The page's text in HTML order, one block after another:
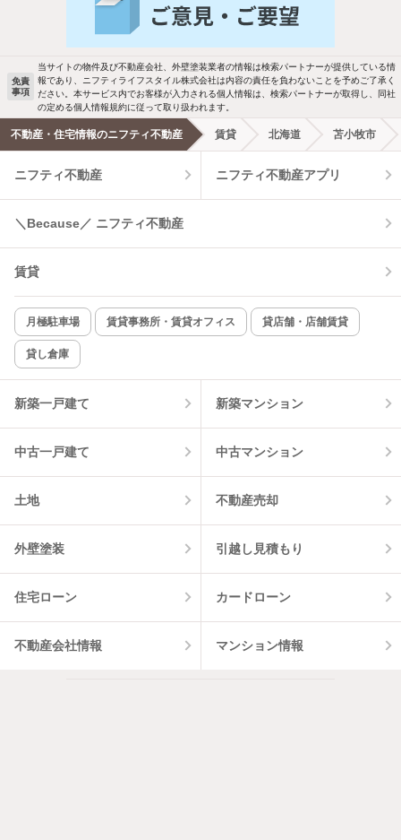
バス・トイレ別 2階以上
駐車場あり ペット相談
洗濯機置場あり 独立洗面台
エアコンあり 都市ガス
温水洗浄便座 オートロック
コンロ2口以上
新着のみ インターネット無料
該当件数:
2
免責
事項
当サイトの物件及び不動産会社、外壁塗装業者の情報は検索パートナーが提供している情
報であり、ニフティライフスタイル株式会社は内容の責任を負わないことを予めご了承く
ださい。本サービス内でお客様が入力される個人情報は、検索パートナーが取得し、同社
の定める個人情報規約に従って取り扱われます。
不動産・住宅情報のニフティ不動産 賃貸 北海道 苫小牧市
ニフティ不動産 ニフティ不動産アプリ
＼Because／ ニフティ不動産
賃貸
月極駐車場 賃貸事務所・賃貸オフィス 貸店舗・店舗賃貸
貸し倉庫
新築一戸建て 新築マンション
中古一戸建て 中古マンション
土地 不動産売却
外壁塗装 引越し見積もり
住宅ローン カードローン
不動産会社情報 マンション情報